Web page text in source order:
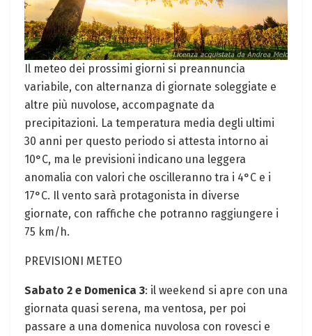
Il meteo dei prossimi giorni si preannuncia
variabile, con alternanza di giornate soleggiate e
altre più nuvolose, accompagnate da
precipitazioni. La temperatura media degli ultimi
30 anni per questo periodo si attesta intorno ai
10°C, ma le previsioni indicano una leggera
anomalia con valori che oscilleranno tra i 4°C e i
17°C. Il vento sarà protagonista in diverse
giornate, con raffiche che potranno raggiungere i
75 km/h.
PREVISIONI METEO
Sabato 2 e Domenica 3: il weekend si apre con una
giornata quasi serena, ma ventosa, per poi
passare a una domenica nuvolosa con rovesci e